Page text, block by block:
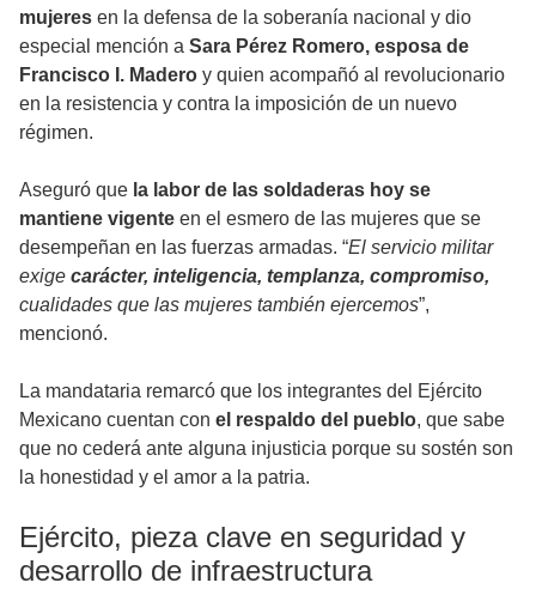
mujeres en la defensa de la soberanía nacional y dio
especial mención a Sara Pérez Romero, esposa de
Francisco I. Madero y quien acompañó al revolucionario
en la resistencia y contra la imposición de un nuevo
régimen.
Aseguró que la labor de las soldaderas hoy se
mantiene vigente en el esmero de las mujeres que se
desempeñan en las fuerzas armadas. “El servicio militar
exige carácter, inteligencia, templanza, compromiso,
cualidades que las mujeres también ejercemos”,
mencionó.
La mandataria remarcó que los integrantes del Ejército
Mexicano cuentan con el respaldo del pueblo, que sabe
que no cederá ante alguna injusticia porque su sostén son
la honestidad y el amor a la patria.
Ejército, pieza clave en seguridad y
desarrollo de infraestructura